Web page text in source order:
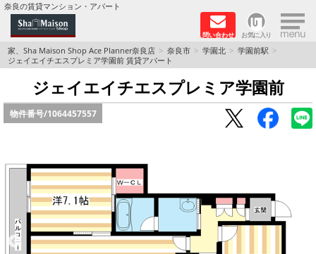
奈良の賃貸マンション・アパート
問い合わせ お気に入り ×
TOPページ
Foreigners welcome！
店長のおすすめ物件
積水ハウス Sha Maison 特集 (奈良北部、木津川
積水ハウス Sha Maison 特集 (奈良南部)
家、Sha Maison Shop Ace Planner奈良店 奈良市 学園北
学園前駅
ジェイエイチエスプレミア学園前 賃貸アパート
ジェイエイチエスプレミア学園前
物件番号/1064457557